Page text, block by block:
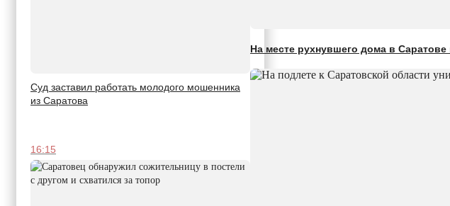
Суд заставил работать молодого мошенника
из Саратова
16:15
На месте рухнувшего дома в Саратове